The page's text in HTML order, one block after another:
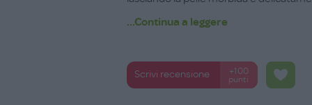
Senza SLS/SLES e coloranti. Testato al
...Continua a leggere
Scrivi recensione
+100
punti